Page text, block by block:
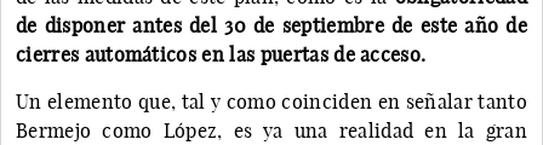
de disponer antes del 30 de septiembre de este año de
cierres automáticos en las puertas de acceso.
Un elemento que, tal y como coinciden en señalar tanto
Bermejo como López, es ya una realidad en la gran